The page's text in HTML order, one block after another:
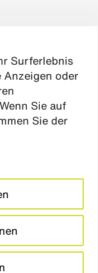
Surferlebnis
Anzeigen oder
Sie auf
Sie der